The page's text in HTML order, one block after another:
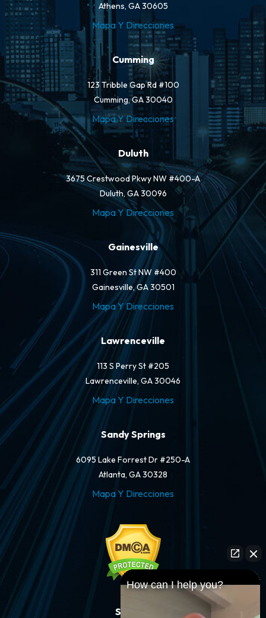
Athens, GA 30605
Mapa Y Direcciones
Cumming
123 Tribble Gap Rd #100
Cumming, GA 30040
Mapa Y Direcciones
Duluth
3675 Crestwood Pkwy NW #400-A
Duluth, GA 30096
Mapa Y Direcciones
Gainesville
311 Green St NW #400
Gainesville, GA 30501
Mapa Y Direcciones
Lawrenceville
113 S Perry St #205
Lawrenceville, GA 30046
Mapa Y Direcciones
Sandy Springs
6095 Lake Forrest Dr #250-A
Atlanta, GA 30328
Mapa Y Direcciones
Síganos
How can I help you?